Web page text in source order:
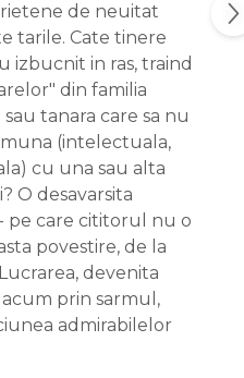
de neuitat
tarile. Cate tinere
izbucnit in ras, traind
din familia
tanara care sa nu
(intelectuala,
cu una sau alta
O desavarsita
pe care cititorul nu o
povestire, de la
devenita
acum prin sarmul,
admirabilelor